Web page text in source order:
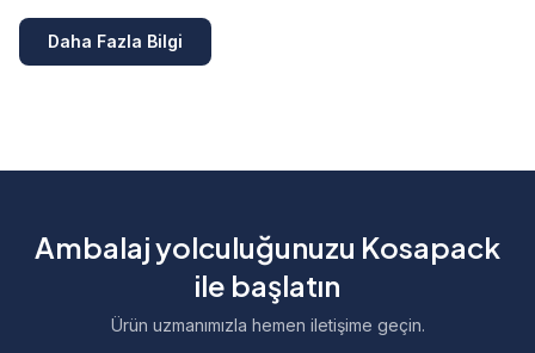
Daha Fazla Bilgi
Ambalaj yolculuğunuzu Kosapack
ile başlatın
Ürün uzmanımızla hemen iletişime geçin.